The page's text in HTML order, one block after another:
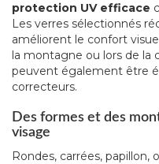
protection UV efficace
Les verres sélectionnés
améliorent le confort
la montagne ou lors de la
peuvent également être
correcteurs.
Des formes et des
visage
Rondes, carrées, papillon,